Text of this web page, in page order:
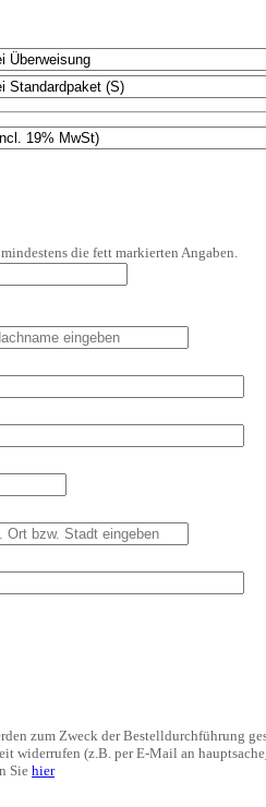
die fett markierten Angaben.
zum Zweck der Bestelldurchführung
widerrufen (z.B. per E-Mail an
Sie hier